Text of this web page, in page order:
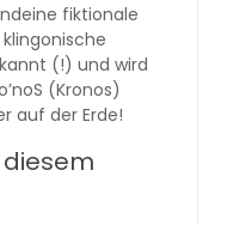
fiktionale
(!) und wird
(Kronos)
auf der Erde!